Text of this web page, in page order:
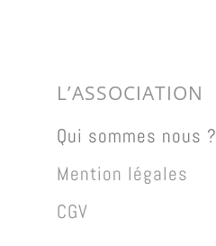
L’ASSOCIATION
Qui sommes nous ?
Mention légales
CGV